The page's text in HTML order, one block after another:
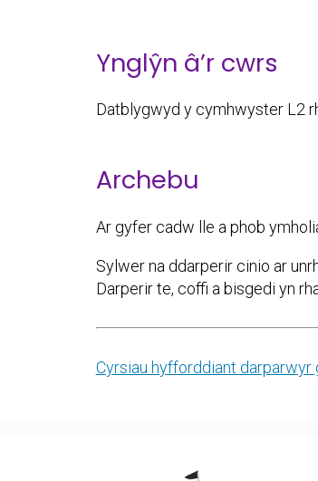
Ynglŷn â’r cwrs
Datblygwyd y cymhwyster L2
Archebu
Ar gyfer cadw lle a phob
Sylwer na ddarperir cinio ar
Darperir te, coffi a bisgedi yn
Cyrsiau hyfforddiant darparwyr